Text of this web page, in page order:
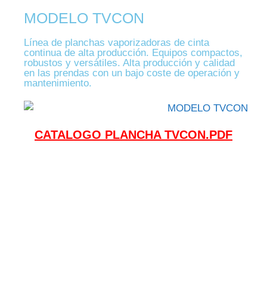
MODELO TVCON
Línea de planchas vaporizadoras de cinta
continua de alta producción. Equipos compactos,
robustos y versátiles. Alta producción y calidad
en las prendas con un bajo coste de operación y
mantenimiento.
CATALOGO PLANCHA TVCON.PDF